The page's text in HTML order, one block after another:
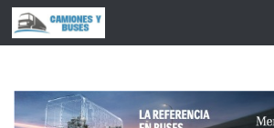
Saltar al contenido